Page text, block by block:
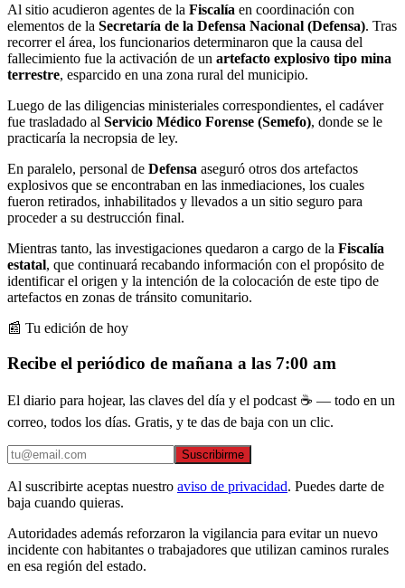
Al sitio acudieron agentes de la Fiscalía en coordinación con
elementos de la Secretaría de la Defensa Nacional (Defensa). Tras
recorrer el área, los funcionarios determinaron que la causa del
fallecimiento fue la activación de un artefacto explosivo tipo mina
terrestre, esparcido en una zona rural del municipio.
Luego de las diligencias ministeriales correspondientes, el cadáver
fue trasladado al Servicio Médico Forense (Semefo), donde se le
practicaría la necropsia de ley.
En paralelo, personal de Defensa aseguró otros dos artefactos
explosivos que se encontraban en las inmediaciones, los cuales
fueron retirados, inhabilitados y llevados a un sitio seguro para
proceder a su destrucción final.
Mientras tanto, las investigaciones quedaron a cargo de la Fiscalía
estatal, que continuará recabando información con el propósito de
identificar el origen y la intención de la colocación de este tipo de
artefactos en zonas de tránsito comunitario.
📰 Tu edición de hoy
Recibe el periódico de mañana a las 7:00 am
El diario para hojear, las claves del día y el podcast ☕ — todo en un
correo, todos los días. Gratis, y te das de baja con un clic.
Suscribirme
Al suscribirte aceptas nuestro aviso de privacidad. Puedes darte de
baja cuando quieras.
Autoridades además reforzaron la vigilancia para evitar un nuevo
incidente con habitantes o trabajadores que utilizan caminos rurales
en esa región del estado.